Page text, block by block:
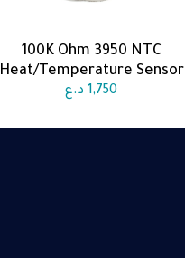
اضف الى السلة
100K Ohm 3950 NTC
Heat/Temperature Sensor
1,750 د.ع